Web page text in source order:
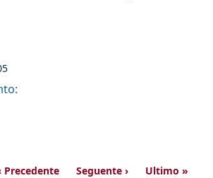
Precedente Seguente › Ultimo »